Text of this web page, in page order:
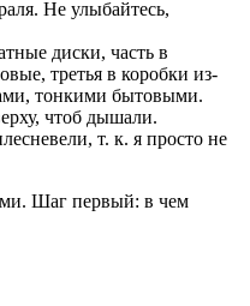
Не улыбайтесь,
диски, часть в
третья в коробки из-
тонкими бытовыми.
чтоб дышали.
т. к. я просто не